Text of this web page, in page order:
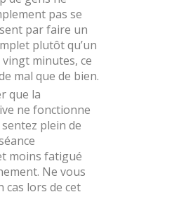
pas se
par faire un
plutôt qu’un
minutes, ce
mal que de bien.
que la
ne fonctionne
plein de
moins fatigué
Ne vous
cas lors de cet